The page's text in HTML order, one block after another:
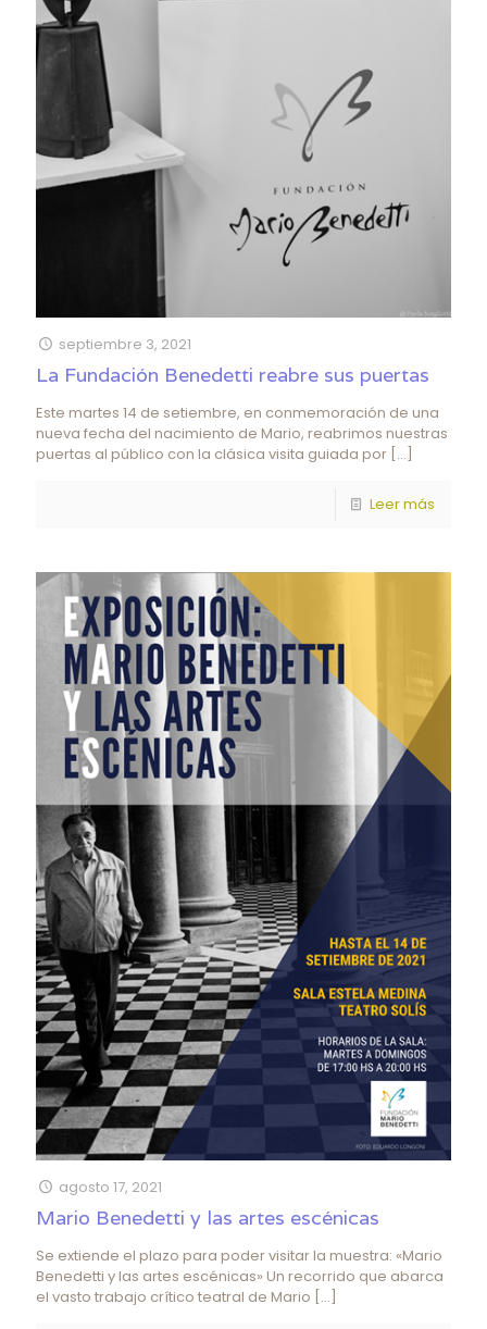
septiembre 3, 2021
La Fundación Benedetti reabre sus puertas
Este martes 14 de setiembre, en conmemoración de una
nueva fecha del nacimiento de Mario, reabrimos nuestras
puertas al público con la clásica visita guiada por […]
Leer más
agosto 17, 2021
Mario Benedetti y las artes escénicas
Se extiende el plazo para poder visitar la muestra: «Mario
Benedetti y las artes escénicas» Un recorrido que abarca
el vasto trabajo crítico teatral de Mario […]